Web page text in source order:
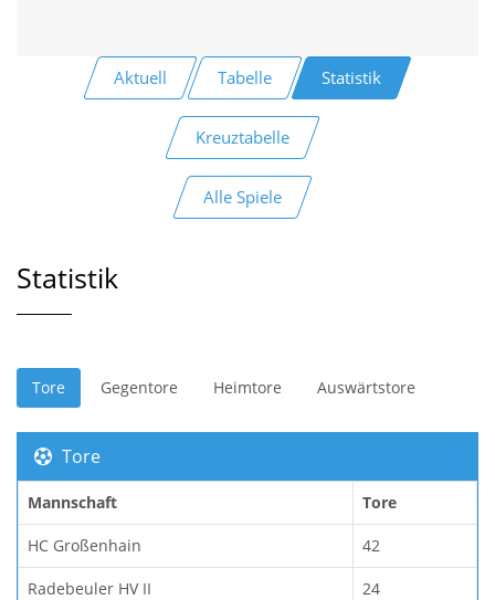
Aktuell Tabelle Statistik
Kreuztabelle
Alle Spiele
Statistik
Tore Gegentore Heimtore Auswärtstore
Tore
Mannschaft Tore
HC Großenhain 42
Radebeuler HV II 24